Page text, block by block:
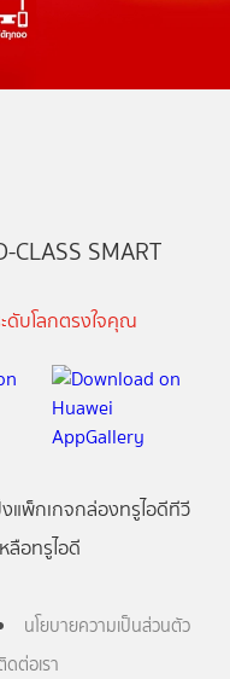
CLASS SMART
ดับโลกตรงใจคุณ
แพ็กเกจกล่องทรูไอดีทีวี
ลือทรูไอดี
นโยบายความเป็นส่วนตัว
ดต่อเรา